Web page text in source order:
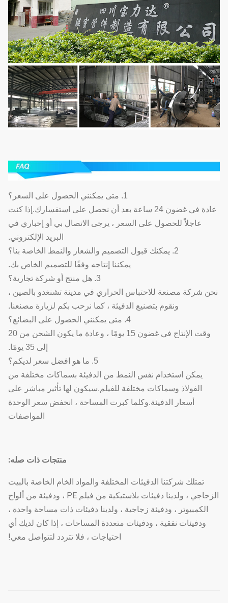
1. متى يمكنني الحصول على السعر؟
عادة في غضون 24 ساعة بعد أن نحصل على استفسارك.إذا كنت
عاجلاً للحصول على السعر ، يرجى الاتصال بي أو إخباري في
البريد الإلكتروني.
2. يمكنك قبول التصميم والشعار والنمط الخاصة بنا؟
يمكننا إنتاجه وفقًا للتصميم الخاص بك.
3. هل منتج أو شركة تجارية؟
نحن شركة مصنعة للاحتباس الحراري في مدينة تشنغدو بالصين ،
ونقوم بتصنيع الدفيئة ، كما نرحب بكم لزيارة مصنعنا.
4. متى يمكنني الحصول على البضائع؟
وقت الإنتاج في غضون 15 يومًا ، وعادة ما يكون الشحن من 20
إلى 35 يومًا.
5. ما هو افضل سعر لديكم؟
يمكن استخدام نفس النمط من الدفيئة بسماكات مختلفة من
الفولاذ وسماكات مختلفة للفيلم.سيكون لها تأثير مباشر على
أسعار الدفيئة.وكلما كبرت المساحة ، انخفض سعر الوحدة
المواصفات
منتجات ذات صله:
تمتلك شركتنا الدفيئات المختلفة والمواد الخام الخاصة بالبيت
الزجاجي ، ولدينا دفيئات بلاستيكية من فيلم PE ، ودفيئة من ألواح
الكمبيوتر ، ودفيئة زجاجية ، ولدينا دفيئات ذات مساحة واحدة ،
ودفيئات نفقية ، ودفيئات متعددة المساحات ، إذا كان لديك أي
احتياجات ، فلا تتردد لتتواصل معي!